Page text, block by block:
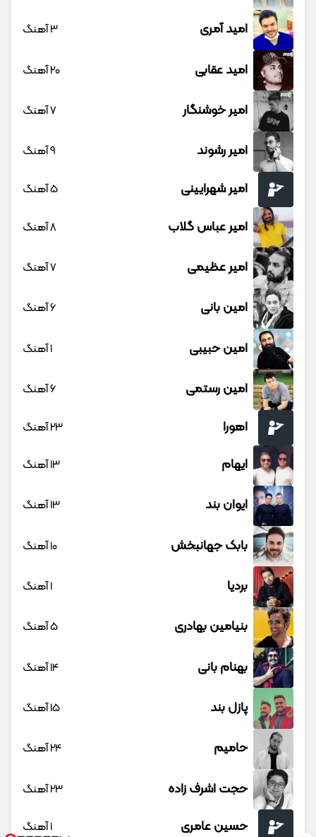
امید آمری 3 آهنگ
امید عقابی 20 آهنگ
امیر خوشنگار 7 آهنگ
امیر رشوند 9 آهنگ
امیر شهرایینی 5 آهنگ
امیر عباس گلاب 8 آهنگ
امیر عظیمی 7 آهنگ
امین بانی 6 آهنگ
امین حبیبی 1 آهنگ
امین رستمی 6 آهنگ
اهورا 23 آهنگ
ایهام 13 آهنگ
ایوان بند 13 آهنگ
بابک جهانبخش 10 آهنگ
بردیا 1 آهنگ
بنیامین بهادری 5 آهنگ
بهنام بانی 14 آهنگ
پازل بند 15 آهنگ
حامیم 24 آهنگ
حجت اشرف زاده 23 آهنگ
حسین عامری 1 آهنگ